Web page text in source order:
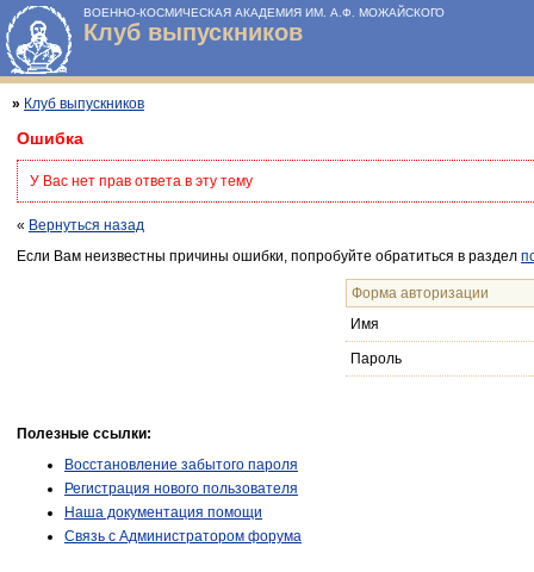
ВОЕННО-КОСМИЧЕСКАЯ АКАДЕМИЯ ИМ. А.Ф. МОЖАЙСКОГО
Клуб выпускников
» Клуб выпускников
Ошибка
У Вас нет прав ответа в эту тему
« Вернуться назад
Если Вам неизвестны причины ошибки, попробуйте обратиться в раздел
Форма авторизации
Имя
Пароль
Полезные ссылки:
Восстановление забытого пароля
Регистрация нового пользователя
Наша документация помощи
Связь с Администратором форума